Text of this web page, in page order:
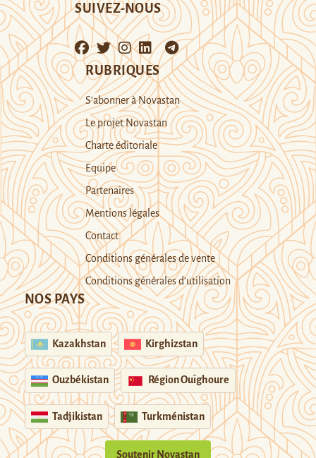
SUIVEZ-NOUS
RUBRIQUES
S’abonner à Novastan
Le projet Novastan
Charte éditoriale
Equipe
Partenaires
Mentions légales
Contact
Conditions générales de vente
Conditions générales d’utilisation
NOS PAYS
Kazakhstan Kirghizstan
Ouzbékistan Région Ouïghoure
Tadjikistan Turkménistan
Soutenir Novastan